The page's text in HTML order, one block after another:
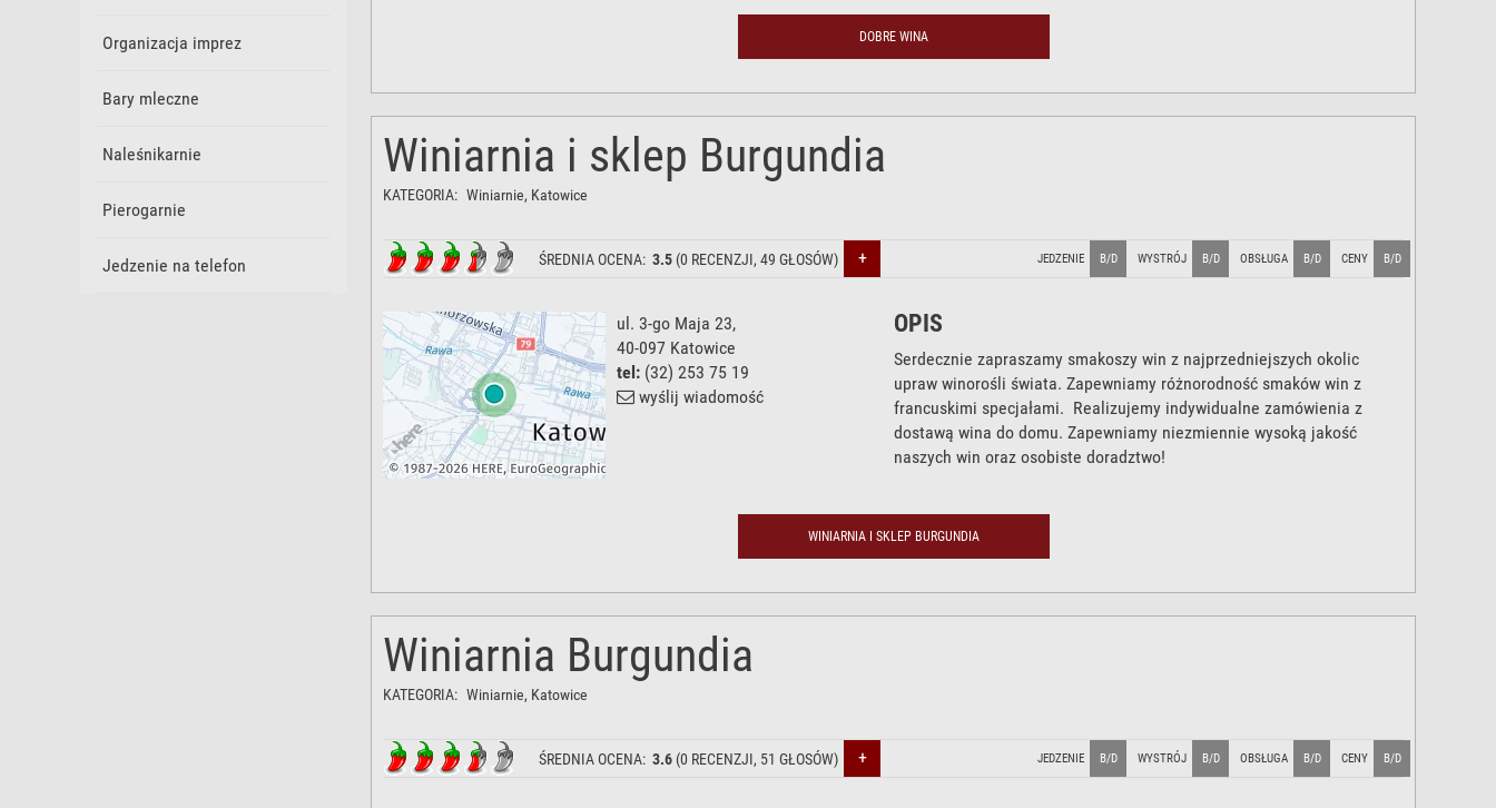
Organizacja imprez
Bary mleczne
Naleśnikarnie
Pierogarnie
Jedzenie na telefon
DOBRE WINA
Winiarnia i sklep Burgundia
KATEGORIA: Winiarnie, Katowice
ŚREDNIA OCENA: 3.5 (0 RECENZJI, 49 GŁOSÓW) + JEDZENIE B/D WYSTRÓJ B/D OBSŁUGA B/D CENY B/D
ul. 3-go Maja 23,
40-097 Katowice
tel: (32) 253 75 19
wyślij wiadomość
OPIS
Serdecznie zapraszamy smakoszy win z najprzedniejszych okolic
upraw winorośli świata. Zapewniamy różnorodność smaków win z
francuskimi specjałami. Realizujemy indywidualne zamówienia z
dostawą wina do domu. Zapewniamy niezmiennie wysoką jakość
naszych win oraz osobiste doradztwo!
WINIARNIA I SKLEP BURGUNDIA
Winiarnia Burgundia
KATEGORIA: Winiarnie, Katowice
ŚREDNIA OCENA: 3.6 (0 RECENZJI, 51 GŁOSÓW) + JEDZENIE B/D WYSTRÓJ B/D OBSŁUGA B/D CENY B/D